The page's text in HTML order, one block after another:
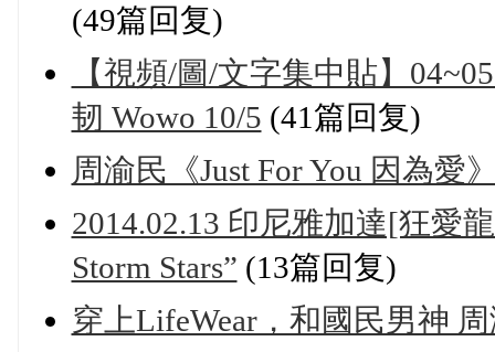
(49篇回复)
【視頻/圖/文字集中貼】
韧 Wowo 10/5 (41篇回复)
周渝民《Just For You 因為愛
2014.02.13 印尼雅加達[狂愛
Storm Stars” (13篇回复)
穿上LifeWear，和國民男神